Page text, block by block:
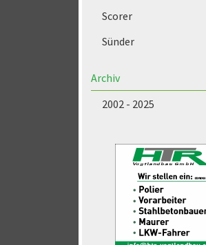
Scorer
Sünder
Archiv
2002 - 2025